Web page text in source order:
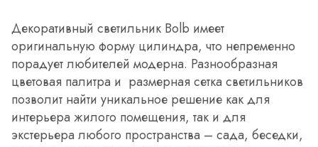
Декоративный светильник Bolb имеет
оригинальную форму цилиндра, что непременно
порадует любителей модерна. Разнообразная
цветовая палитра и размерная сетка светильников
позволит найти уникальное решение как для
интерьера жилого помещения, так и для
экстерьера любого пространства – сада, беседки,